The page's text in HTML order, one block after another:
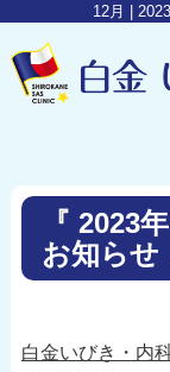
12月 |
『 2023
お知らせ
白金いびき・内